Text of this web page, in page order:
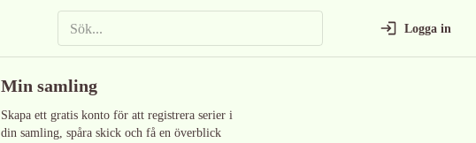
Logga in
Min samling
Skapa ett gratis konto för att registrera serier i
din samling, spåra skick och få en överblick